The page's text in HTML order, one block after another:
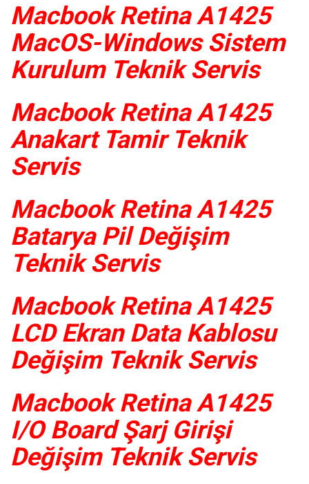
Macbook Retina A1425
MacOS-Windows Sistem
Kurulum Teknik Servis
Macbook Retina A1425
Anakart Tamir Teknik
Servis
Macbook Retina A1425
Batarya Pil Değişim
Teknik Servis
Macbook Retina A1425
LCD Ekran Data Kablosu
Değişim Teknik Servis
Macbook Retina A1425
I/O Board Şarj Girişi
Değişim Teknik Servis